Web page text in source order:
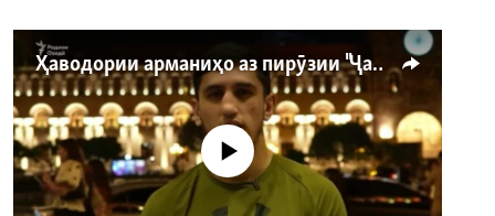
Ҳаводории арманиҳо аз пирӯзии "Ҷаллод"-и тоҷик
Феълан кор намекунад